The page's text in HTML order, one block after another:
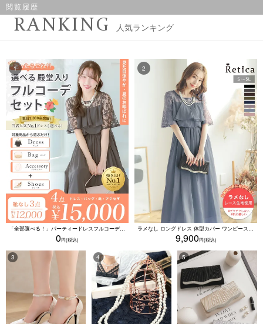
閲覧履歴
RANKING 人気ランキング
「全部選べる！」パーティードレスフルコーデセット (ドレス1点＋バッグ1点＋アクセ1点+靴1足/4点15000円(税込)/靴なしで12000円(税込))
0
ラメなし ロングドレス 体型カバー ワンピース 敏感肌対応 結婚式 二次会 お呼ばれ 大人 上品 (Sサイズ～5Lサイズ)
9,900